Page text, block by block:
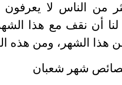
من الناس لا يعرفون
لنا أن نقف مع هذا
هذا الشهر، ومن هذه
شهر شعبان